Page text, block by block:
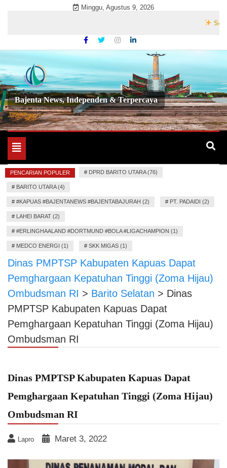
Minggu, Agustus 9, 2026
Selamat
Bajenta News, Independen & Terpercaya
Toggle
navigation
PENCARIAN POPULER # DPRD BARITO UTARA (76)
# BARITO UTARA (4)
# #KAPUAS #BAJENTANEWS #BAJENTABAJURAH (2) # PT. PADAIDI (2)
# LAHEI BARAT (2)
# #ERLINGHAALAND #DORTMUND #BOLA #LIGACHAMPION (1)
# MEDCO ENERGI (1) # SKK MIGAS (1)
Dinas PMPTSP Kabupaten Kapuas Dapat
Pemghargaan Kepatuhan Tinggi (Zoma Hijau)
Ombudsman RI > Barito Selatan > Dinas
PMPTSP Kabupaten Kapuas Dapat
Pemghargaan Kepatuhan Tinggi (Zoma Hijau)
Ombudsman RI
Dinas PMPTSP Kabupaten Kapuas Dapat
Pemghargaan Kepatuhan Tinggi (Zoma Hijau)
Ombudsman RI
Lapro Maret 3, 2022